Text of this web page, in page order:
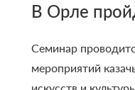
В Орле
Семинар
мероприятий